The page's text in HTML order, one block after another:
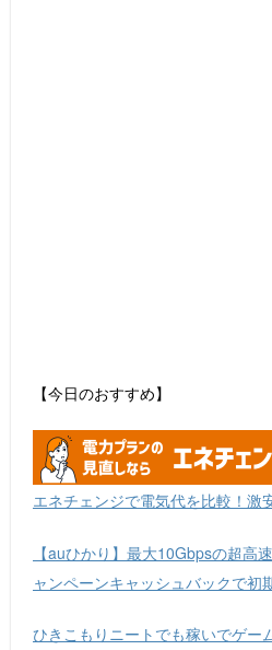
【今日のおすすめ】
エネチェンジで電気代を比較！激
【auひかり】最大10Gbpsの超高
ャンペーンキャッシュバックで初
ひきこもりニートでも稼いでゲー